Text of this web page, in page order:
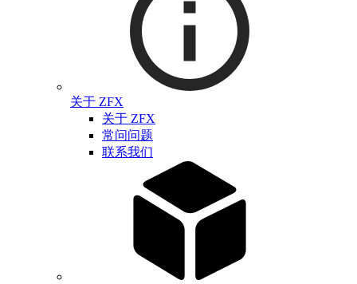
关于 ZFX
关于 ZFX
常问问题
联系我们